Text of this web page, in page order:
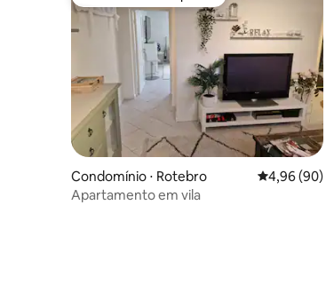
Condomínio ⋅ Rotebro 4,96 de
4,96 (90)
Apartamento em vila